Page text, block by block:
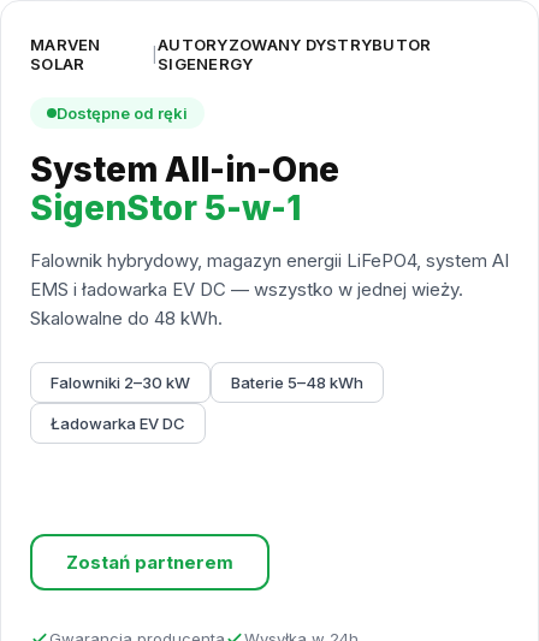
MARVEN
SOLAR
|AUTORYZOWANY DYSTRYBUTOR
SIGENERGY
Dostępne od ręki
System All-in-One
SigenStor 5-w-1
Falownik hybrydowy, magazyn energii LiFePO4, system AI
EMS i ładowarka EV DC — wszystko w jednej wieży.
Skalowalne do 48 kWh.
Falowniki 2–30 kW Baterie 5–48 kWh
Ładowarka EV DC
Zostań partnerem